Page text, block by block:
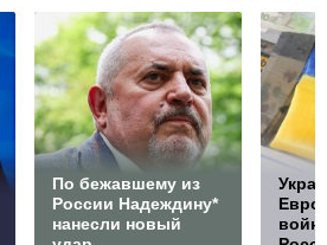
По бежавшему из
России Надеждину*
нанесли новый